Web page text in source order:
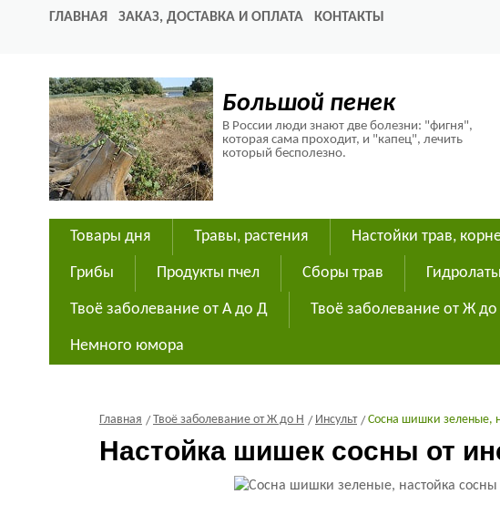
ГЛАВНАЯ ЗАКАЗ, ДОСТАВКА И ОПЛАТА
КОНТАКТЫ
Большой пенек
В России люди знают две болезни: "фигня",
которая сама проходит, и "капец", лечить
который бесполезно.
Товары дня Травы, растения Настойки трав,
Грибы Продукты пчел Сборы трав
Твоё заболевание от А до Д Твоё заболевание от Ж
Немного юмора
Главная Твоё заболевание от Ж до Н Инсульт Сосна шишки зеленые,
Настойка шишек сосны от